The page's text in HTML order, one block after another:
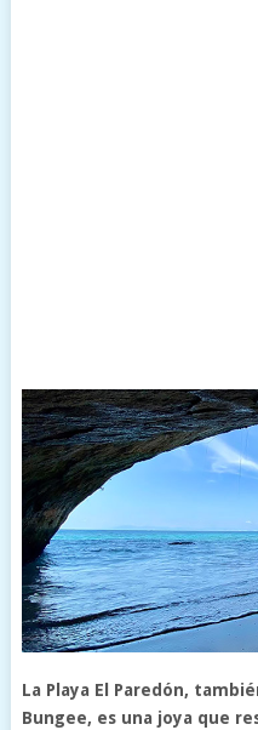
La Playa El Paredón,
Bungee, es una joya que